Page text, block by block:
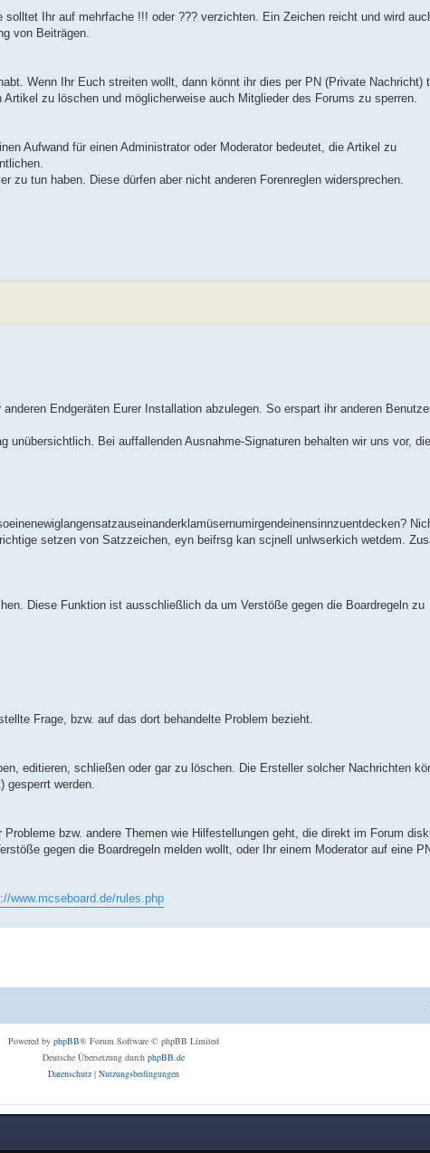
Ihr auf mehrfache !!! oder ??? verzichten. Ein Zeichen reicht und wird
von Beiträgen.
Wenn Ihr Euch streiten wollt, dann könnt ihr dies per PN (Private Nachricht)
zu löschen und möglicherweise auch Mitglieder des Forums zu sperren.
Aufwand für einen Administrator oder Moderator bedeutet, die Artikel zu
tun haben. Diese dürfen aber nicht anderen Forenreglen widersprechen.
Endgeräten Eurer Installation abzulegen. So erspart ihr anderen
Bei auffallenden Ausnahme-Signaturen behalten wir uns vor,
setzen von Satzzeichen, eyn beifrsg kan scjnell unlwserkich wetdem.
Diese Funktion ist ausschließlich da um Verstöße gegen die Boardregeln zu
Frage, bzw. auf das dort behandelte Problem bezieht.
editieren, schließen oder gar zu löschen. Die Ersteller solcher Nachrichten
gesperrt werden.
bzw. andere Themen wie Hilfestellungen geht, die direkt im Forum
gegen die Boardregeln melden wollt, oder Ihr einem Moderator auf eine
www.mcseboard.de/rules.php
Powered by phpBB® Forum Software © phpBB Limited
Deutsche Übersetzung durch phpBB.de
Datenschutz| Nutzungsbedingungen